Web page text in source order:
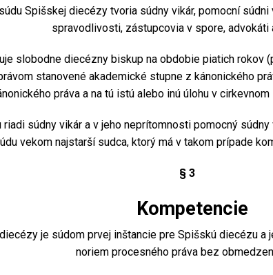
Spišskej diecézy tvoria súdny vikár, pomocní súdni
spravodlivosti, zástupcovia v spore, advokáti
slobodne diecézny biskup na obdobie piatich rokov
stanovené akademické stupne z kánonického
práva a na tú istú alebo inú úlohu v
súdny vikár a v jeho neprítomnosti pomocný súdny
vekom najstarší sudca, ktorý má v takom prípade
§ 3
Kompetencie
je súdom prvej inštancie pre Spišskú diecézu a
noriem procesného práva bez